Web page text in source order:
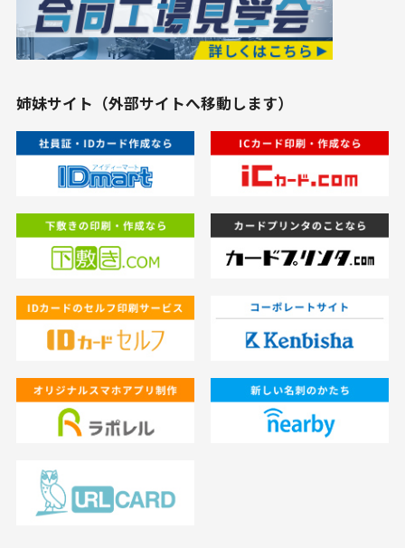
姉妹サイト（外部サイトへ移動します）